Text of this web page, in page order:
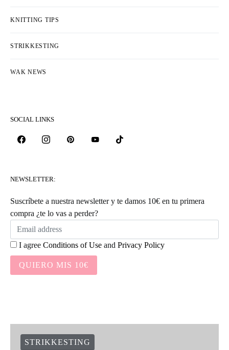
KNITTING TIPS
STRIKKESTING
WAK NEWS
SOCIAL LINKS
NEWSLETTER:
Suscríbete a nuestra newsletter y te damos 10€ en tu primera
compra ¿te lo vas a perder?
I agree Conditions of Use and Privacy Policy
QUIERO MIS 10€
STRIKKESTING